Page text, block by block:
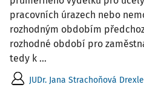
pracovních úrazech nebo
rozhodným obdobím
rozhodné období pro
tedy k ...
JUDr. Jana Strachoňová